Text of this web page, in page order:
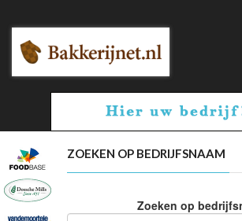
ZOEKEN OP BEDRIJFSNAAM
Zoeken op